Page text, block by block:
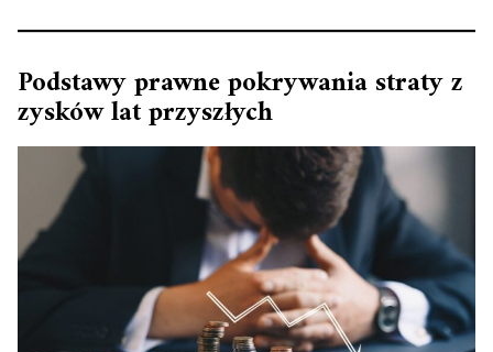
Podstawy prawne pokrywania straty z
zysków lat przyszłych